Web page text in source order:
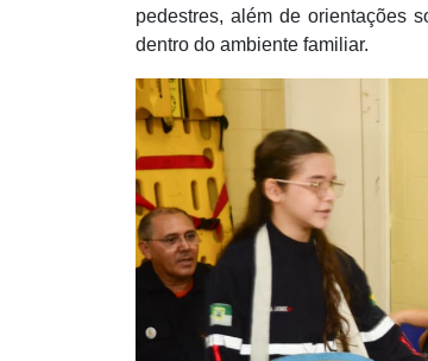
pedestres, além de orientações
dentro do ambiente familiar.